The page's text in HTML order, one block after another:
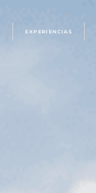
EXPERIENCIAS